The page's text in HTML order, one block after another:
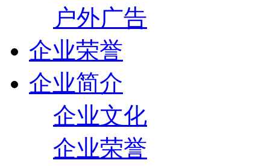
户外广告
企业荣誉
企业简介
企业文化
企业荣誉